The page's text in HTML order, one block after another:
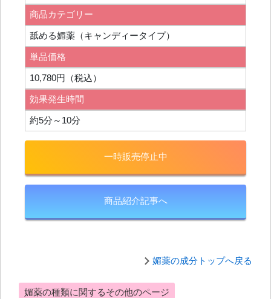
商品カテゴリー
舐める媚薬（キャンディータイプ）
単品価格
10,780円（税込）
効果発生時間
約5分～10分
一時販売停止中
商品紹介記事へ
媚薬の成分トップへ戻る
媚薬の種類に関するその他のページ